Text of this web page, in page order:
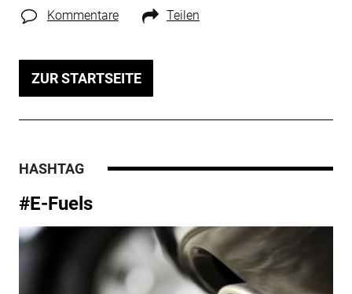
Kommentare Teilen
ZUR STARTSEITE
HASHTAG
#E-Fuels